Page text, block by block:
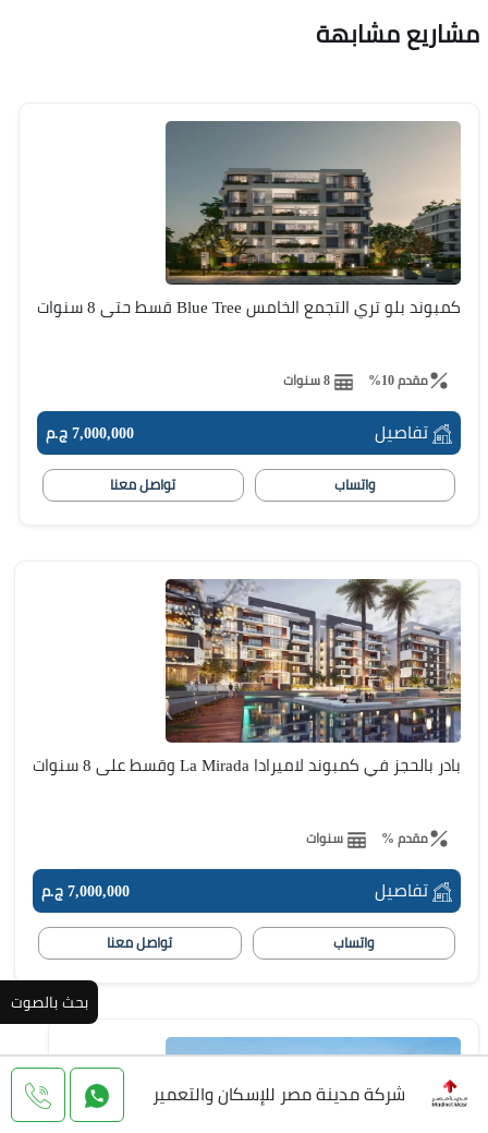
مشاريع مشابهة
كمبوند بلو تري التجمع الخامس Blue Tree قسط حتى 8 سنوات
مقدم 10% 8 سنوات
تفاصيل 7,000,000 ج.م
واتساب تواصل معنا
بادر بالحجز في كمبوند لاميرادا La Mirada وقسط على 8 سنوات
مقدم % سنوات
تفاصيل 7,000,000 ج.م
واتساب تواصل معنا
بحث بالصوت
شركة مدينة مصر للإسكان والتعمير